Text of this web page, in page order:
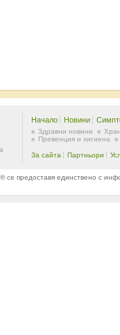
Начало Новини
Здравни новини
Превенция и хигиена
За сайта Партньори
предоставя единствено с